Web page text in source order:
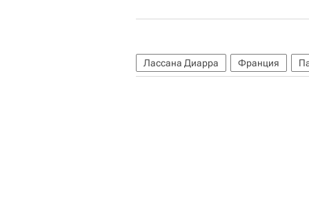
Лассана Диарра Франция